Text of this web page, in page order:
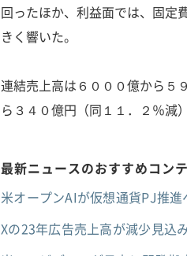
回ったほか、利益面では、固定
きく響いた。
連結売上高は６０００億から５
ら３４０億円（同１１．２％減
最新ニュースのおすすめコン
米オープンAIが仮想通貨PJ推
Xの23年広告売上高が減少見込